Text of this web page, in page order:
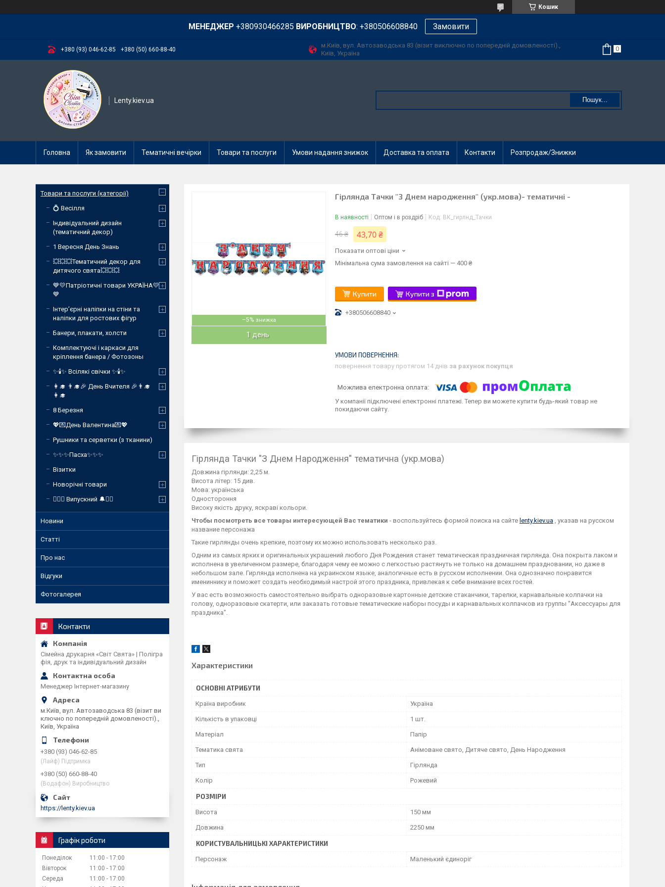
Кошик
МЕНЕДЖЕР +380930466285 ВИРОБНИЦТВО: +380506608840 Замовити
+380 (93) 046-62-85 +380 (50) 660-88-40
м.Київ, вул. Автозаводська 83 (візит виключно по попередній домовленості).,
Київ, Україна
Lenty.kiev.ua Пошук...
Головна Як замовити Тематичні вечірки Товари та послуги Умови надання знижок Доставка та оплата Контакти Розпродаж/Знижки
–5%
1 день
Гірлянда Тачки "З Днем народження" (укр.мова)- тематичні -
В наявності Оптом і в роздріб Код: ВК_гирлнд_Тачки
46 ₴ 43,70 ₴
Показати оптові ціни
Мінімальна сума замовлення на сайті — 400 ₴
Купити Купити з
+380506608840
повернення товару протягом 14 днів за рахунок покупця
У компанії підключені електронні платежі. Тепер ви можете купити будь-який товар не
покидаючи сайту.
Гірлянда Тачки "З Днем Народження" тематична (укр.мова)
Довжина гірлянди: 2,25 м.
Висота літер: 15 див.
Мова: українська
Одностороння
Високу якість друку, яскраві кольори.
Чтобы посмотреть все товары интересующей Вас тематики - воспользуйтесь формой поиска на сайте lenty.kiev.ua , указав на русском
название персонажа
Такие гирлянды очень крепкие, поэтому их можно использовать несколько раз.
Одним из самых ярких и оригинальных украшений любого Дня Рождения станет тематическая праздничная гирлянда. Она покрыта лаком и
исполнена в увеличенном размере, благодаря чему ее можно с легкостью растянуть не только на домашнем праздновании, но даже в
небольшом зале. Гирлянда исполнена на украинском языке, аналогичные есть в русском исполнении. Она однозначно понравится
имениннику и поможет создать необходимый настрой этого праздника, привлекая к себе внимание всех гостей.
У вас есть возможность самостоятельно выбрать одноразовые картонные детские стаканчики, тарелки, карнавальные колпачки на
голову, одноразовые скатерти, или заказать готовые тематические наборы посуды и карнавальных колпачков из группы "Аксессуары для
праздника".
Характеристики
ОСНОВНІ АТРИБУТИ
Країна виробник Україна
Кількість в упаковці 1 шт.
Матеріал Папір
Тематика свята Анімоване свято, Дитяче свято, День Народження
Тип Гірлянда
Колір Рожевий
РОЗМІРИ
Висота 150 мм
Довжина 2250 мм
КОРИСТУВАЛЬНИЦЬКІ ХАРАКТЕРИСТИКИ
Персонаж Маленький єдиноріг
Товари та послуги (категорії)
💍 Весілля
Індивідуальний дизайн
(тематичний декор)
1 Вересня День Знань
💥💥💥Тематичний декор для
дитячого свята💥💥💥
💙💛Патріотичні товари УКРАЇНА💛
💙
Інтер’єрні наліпки на стіни та
наліпки для ростових фігур
Банери, плакати, холсти
Комплектуючі і каркаси для
кріплення банера / Фотозоны
✨🕯️✨ Всілякі свічки ✨🕯️✨
👩‍🎓 👨‍🎓🎉 День Вчителя 🎉👨‍🎓
👩‍🎓
8 Березня
💖💌День Валентина💌💖
Рушники та серветки (з тканини)
✨✨✨Пасха✨✨✨
Візитки
Новорічні товари
❤️‍🔥🔔 Випускний 🔔❤️‍🔥
Новини
Статті
Про нас
Відгуки
Фотогалерея
Контакти
Сімейна друкарня «Світ Свята» | Полігра
фія, друк та індивідуальний дизайн
Менеджер Інтернет-магазину
м.Київ, вул. Автозаводська 83 (візит ви
ключно по попередній домовленості).,
Київ, Україна
+380 (93) 046-62-85
(Лайф) Підтримка
+380 (50) 660-88-40
(Водафон) Виробництво
https://lenty.kiev.ua
Графік роботи
Понеділок 11:00
17:00
Вівторок
11:00
17:00
Середа
11:00
17:00